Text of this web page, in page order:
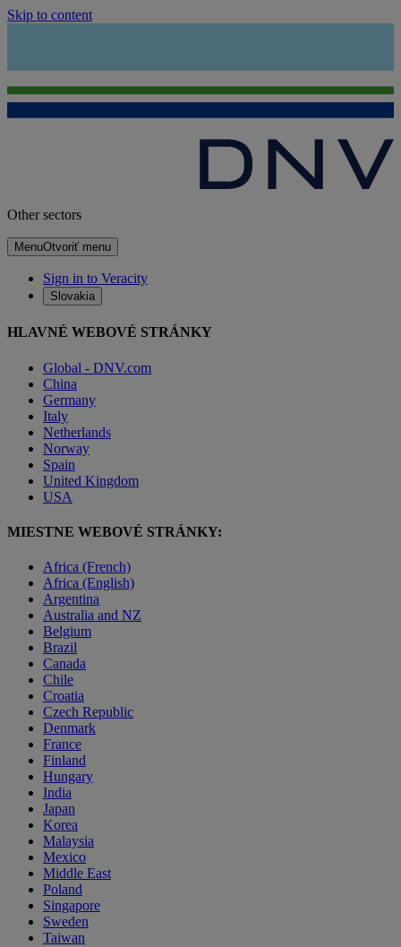
Skip to content
Other sectors
MenuOtvoriť menu
Sign in to Veracity
Slovakia
HLAVNÉ WEBOVÉ STRÁNKY
Global - DNV.com
China
Germany
Italy
Netherlands
Norway
Spain
United Kingdom
USA
MIESTNE WEBOVÉ STRÁNKY:
Africa (French)
Africa (English)
Argentina
Australia and NZ
Belgium
Brazil
Canada
Chile
Croatia
Czech Republic
Denmark
France
Finland
Hungary
India
Japan
Korea
Malaysia
Mexico
Middle East
Poland
Singapore
Sweden
Taiwan